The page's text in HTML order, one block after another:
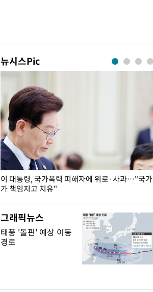
뉴시스Pic
이 대통령, 국가폭력 피해자에 위로·사과…"국가
가 책임지고 치유"
그래픽뉴스
태풍 '돌핀' 예상 이동
경로